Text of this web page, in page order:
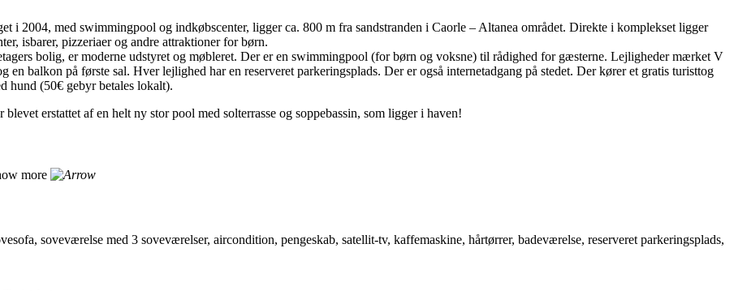
i 2004, med swimmingpool og indkøbscenter, ligger ca. 800 m fra sandstranden i Caorle – Altanea området. Direkte i komplekset ligger
isbarer, pizzeriaer og andre attraktioner for børn.
bolig, er moderne udstyret og møbleret. Der er en swimmingpool (for børn og voksne) til rådighed for gæsterne. Lejligheder mærket V
en balkon på første sal. Hver lejlighed har en reserveret parkeringsplads. Der er også internetadgang på stedet. Der kører et gratis turisttog
hund (50€ gebyr betales lokalt).
erstattet af en helt ny stor pool med solterrasse og soppebassin, som ligger i haven!
more
soveværelse med 3 soveværelser, aircondition, pengeskab, satellit-tv, kaffemaskine, hårtørrer, badeværelse, reserveret parkeringsplads,